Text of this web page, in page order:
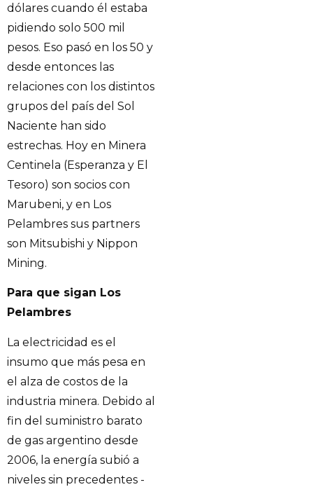
dólares cuando él estaba
pidiendo solo 500 mil
pesos. Eso pasó en los 50 y
desde entonces las
relaciones con los distintos
grupos del país del Sol
Naciente han sido
estrechas. Hoy en Minera
Centinela (Esperanza y El
Tesoro) son socios con
Marubeni, y en Los
Pelambres sus partners
son Mitsubishi y Nippon
Mining.
Para que sigan Los
Pelambres
La electricidad es el
insumo que más pesa en
el alza de costos de la
industria minera. Debido al
fin del suministro barato
de gas argentino desde
2006, la energía subió a
niveles sin precedentes -